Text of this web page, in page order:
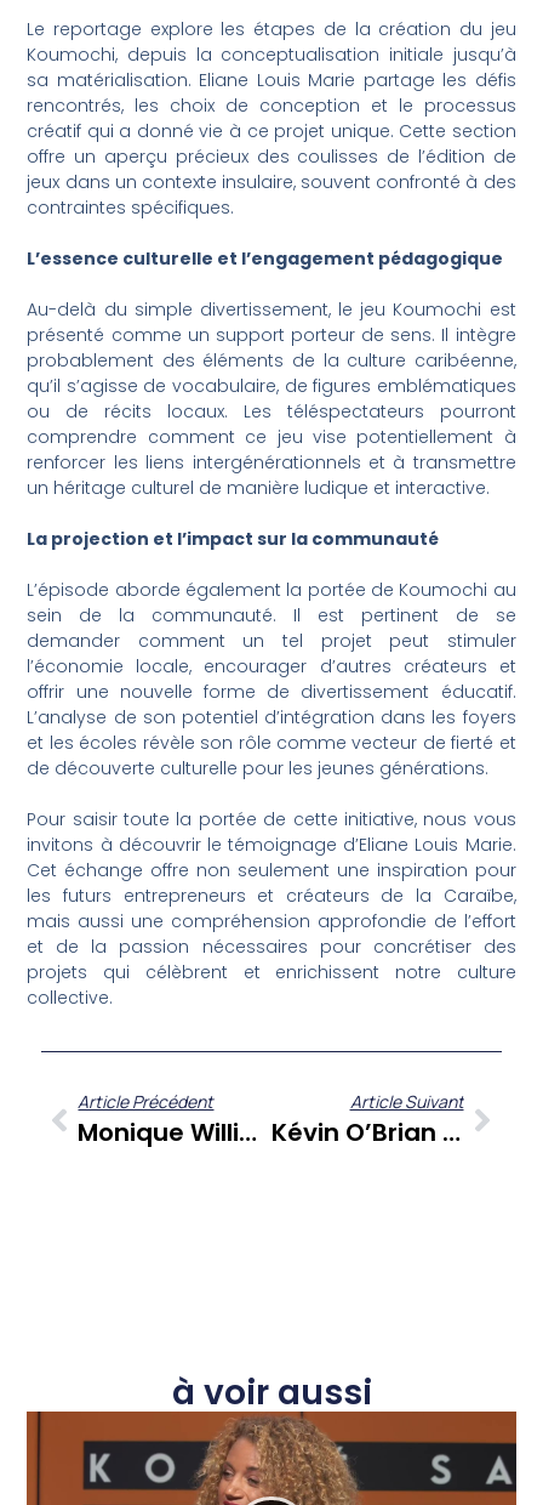
Le reportage explore les étapes de la création du jeu
Koumochi, depuis la conceptualisation initiale jusqu’à
sa matérialisation. Eliane Louis Marie partage les défis
rencontrés, les choix de conception et le processus
créatif qui a donné vie à ce projet unique. Cette section
offre un aperçu précieux des coulisses de l’édition de
jeux dans un contexte insulaire, souvent confronté à des
contraintes spécifiques.
L’essence culturelle et l’engagement pédagogique
Au-delà du simple divertissement, le jeu Koumochi est
présenté comme un support porteur de sens. Il intègre
probablement des éléments de la culture caribéenne,
qu’il s’agisse de vocabulaire, de figures emblématiques
ou de récits locaux. Les téléspectateurs pourront
comprendre comment ce jeu vise potentiellement à
renforcer les liens intergénérationnels et à transmettre
un héritage culturel de manière ludique et interactive.
La projection et l’impact sur la communauté
L’épisode aborde également la portée de Koumochi au
sein de la communauté. Il est pertinent de se
demander comment un tel projet peut stimuler
l’économie locale, encourager d’autres créateurs et
offrir une nouvelle forme de divertissement éducatif.
L’analyse de son potentiel d’intégration dans les foyers
et les écoles révèle son rôle comme vecteur de fierté et
de découverte culturelle pour les jeunes générations.
Pour saisir toute la portée de cette initiative, nous vous
invitons à découvrir le témoignage d’Eliane Louis Marie.
Cet échange offre non seulement une inspiration pour
les futurs entrepreneurs et créateurs de la Caraïbe,
mais aussi une compréhension approfondie de l’effort
et de la passion nécessaires pour concrétiser des
projets qui célèbrent et enrichissent notre culture
collective.
Article Précédent
Monique William Et Mô Tradition : Un Engagement Authentique Pour Le Patrimoine Caribéen
Article Suivant
Kévin O’Brian : Le Parcours D’un Créateur De Mode Caribéen Au Cœur De L’industrie
à voir aussi